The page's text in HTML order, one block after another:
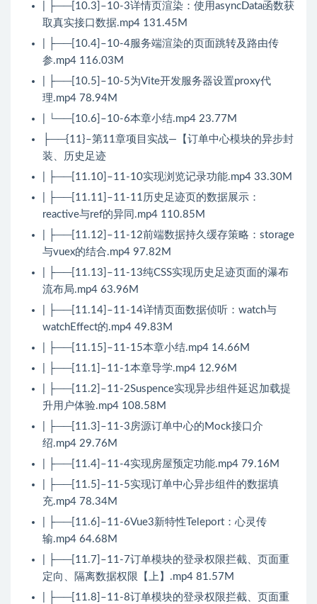
| ├──[10.3]–10-3详情页渲染：使用asyncData函数获
取真实接口数据.mp4 131.45M
| ├──[10.4]–10-4服务端渲染的页面跳转及路由传
参.mp4 116.03M
| ├──[10.5]–10-5为Vite开发服务器设置proxy代
理.mp4 78.94M
| └──[10.6]–10-6本章小结.mp4 23.77M
├──{11}–第11章项目实战—【订单中心模块的异步封
装、历史足迹
| ├──[11.10]–11-10实现浏览记录功能.mp4 33.30M
| ├──[11.11]–11-11历史足迹页的数据展示：
reactive与ref的异同.mp4 110.85M
| ├──[11.12]–11-12前端数据持久缓存策略：storage
与vuex的结合.mp4 97.82M
| ├──[11.13]–11-13纯CSS实现历史足迹页面的瀑布
流布局.mp4 63.96M
| ├──[11.14]–11-14详情页面数据侦听：watch与
watchEffect的.mp4 49.83M
| ├──[11.15]–11-15本章小结.mp4 14.66M
| ├──[11.1]–11-1本章导学.mp4 12.96M
| ├──[11.2]–11-2Suspence实现异步组件延迟加载提
升用户体验.mp4 108.58M
| ├──[11.3]–11-3房源订单中心的Mock接口介
绍.mp4 29.76M
| ├──[11.4]–11-4实现房屋预定功能.mp4 79.16M
| ├──[11.5]–11-5实现订单中心异步组件的数据填
充.mp4 78.34M
| ├──[11.6]–11-6Vue3新特性Teleport：心灵传
输.mp4 64.68M
| ├──[11.7]–11-7订单模块的登录权限拦截、页面重
定向、隔离数据权限【上】.mp4 81.57M
| ├──[11.8]–11-8订单模块的登录权限拦截、页面重